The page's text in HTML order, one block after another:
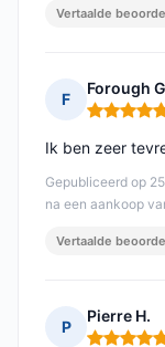
Vertaalde
F
Forough
Gepubliceerd op
na een aankoop
Ik ben zeer
Vertaalde
P
Pierre H.